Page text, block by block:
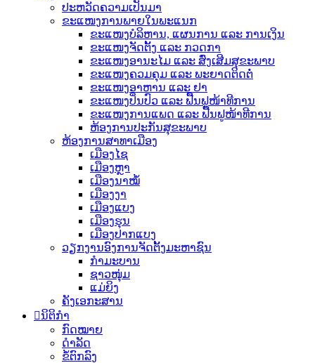
ປະຫວັດຄວາມເປັນມາ
ຂະແໜງການພາຍໃນພະແນກ
ຂະແໜງບໍລິຫານ, ແຜນການ ແລະ ການເງິນ
ຂະແໜງຈັດຕັ້ງ ແລະ ກວດກາ
ຂະແໜງອານະໄມ ແລະ ສົ່ງເສີມສຸຂະພາບ
ຂະແໜງຄວມຄຸມ ແລະ ພະຍາດຕິດຕໍ່
ຂະແໜງອາຫານ ແລະ ຢາ
ຂະແໜງປິ່ນປົວ ແລະ ຟື້ນຟູໜ້າທີການ
ຂະແໜງການແພດ ແລະ ຟື້ນຟູໜ້າທີການ
ຫ້ອງການປະກັນສຸຂະພາບ
ຫ້ອງການສາທາເມືອງ
ເມືອງໄຊ
ເມືອງຫຼາ
ເມືອງນາໝໍ້
ເມືອງງາ
ເມືອງແບງ
ເມືອງຮຸນ
ເມືອງປາກແບງ
ວຽກງານອົງການຈັດຕັ້ງມະຫາຊົນ
ກຳມະບານ
ຊາວໜຸ່ມ
ແມ່ຍິງ
ຄັງເອກະສານ
ນິຕິກຳ
ກົດໝາຍ
ດຳລັດ
ຂໍ້ຕົກລົງ